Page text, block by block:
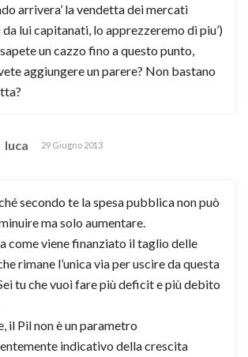
arrivera’ la vendetta dei mercati
lui capitanati, lo apprezzeremo di piu’)
un cazzo fino a questo punto,
aggiungere un parere? Non bastano
luca 29 Giugno 2013
secondo te la spesa pubblica non può
ma solo aumentare.
come viene finanziato il taglio delle
rimane l’unica via per uscire da questa
tu che vuoi fare più deficit e più debito
il Pil non è un parametro
indicativo della crescita